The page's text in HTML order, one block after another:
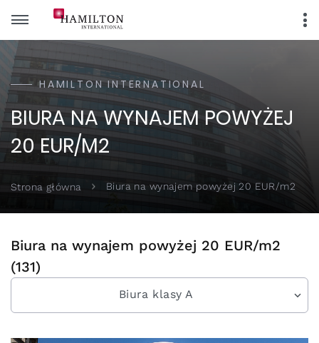
HAMILTON INTERNATIONAL
BIURA NA WYNAJEM POWYŻEJ
20 EUR/M2
Strona główna Biura na wynajem powyżej 20 EUR/m2
Biura na wynajem powyżej 20 EUR/m2
(131)
Biura klasy A